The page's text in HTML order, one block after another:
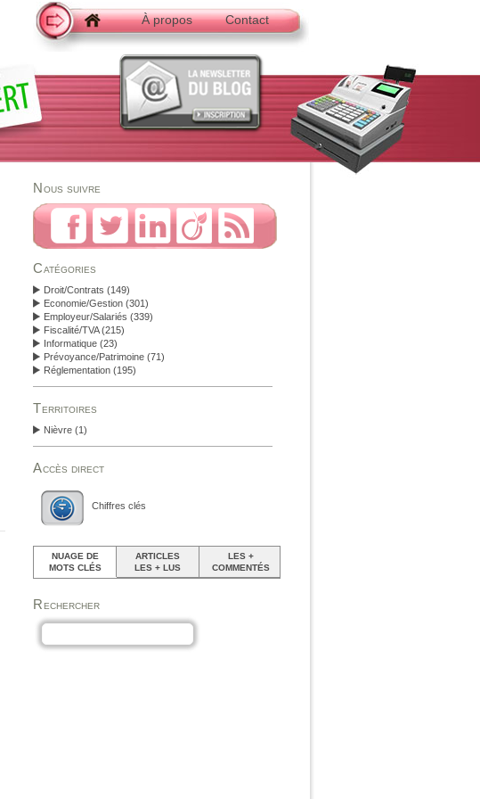
À propos Contact
Nous suivre
Catégories
Droit/Contrats (149)
Economie/Gestion (301)
Employeur/Salariés (339)
Fiscalité/TVA(215)
Informatique (23)
Prévoyance/Patrimoine (71)
Réglementation (195)
Territoires
Nièvre (1)
Accès direct
Chiffres clés
NUAGE DE
MOTS CLÉS
ARTICLES
LES + LUS
LES +
COMMENTÉS
Rechercher